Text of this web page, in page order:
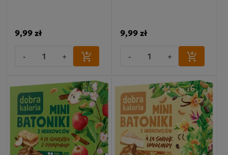
9,99 zł
- +
9,99 zł
- +